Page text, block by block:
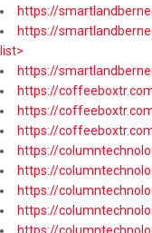
https://
https://
list>
https://
https://
https://
https://
https://
https://
https://
https://